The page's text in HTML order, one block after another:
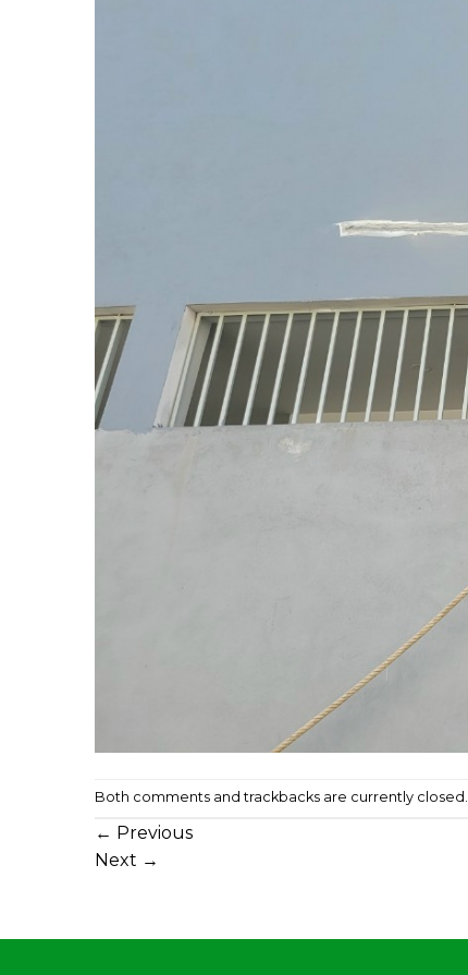
Both comments and trackbacks are currently closed.
← Previous
Next →